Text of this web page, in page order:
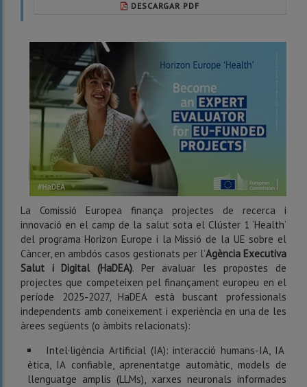
DESCARGAR PDF
La Comissió Europea finança projectes de recerca i
innovació en el camp de la salut sota el Clúster 1 ‘Health’
del programa Horizon Europe i la Missió de la UE sobre el
Càncer, en ambdós casos gestionats per l’Agència Executiva
Salut i Digital (HaDEA). Per avaluar les propostes de
projectes que competeixen pel finançament europeu en el
període 2025-2027, HaDEA està buscant professionals
independents amb coneixement i experiència en una de les
àrees següents (o àmbits relacionats):
Intel·ligència Artificial (IA): interacció humans-IA, IA
ètica, IA confiable, aprenentatge automàtic, models de
llenguatge amplis (LLMs), xarxes neuronals informades